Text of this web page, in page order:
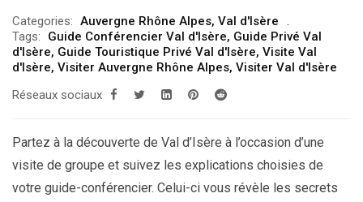
prix :
309.00€
à
329.00€
Categories: Auvergne Rhône Alpes, Val d'Isère
Tags:
Guide Conférencier Val d'Isère, Guide Privé Val
d'Isère, Guide Touristique Privé Val d'Isère, Visite Val
d'Isère, Visiter Auvergne Rhône Alpes, Visiter Val d'Isère
Réseaux sociaux
Partez à la découverte de Val d’Isère à l’occasion d’une
visite de groupe et suivez les explications choisies de
votre guide-conférencier. Celui-ci vous révèle les secrets